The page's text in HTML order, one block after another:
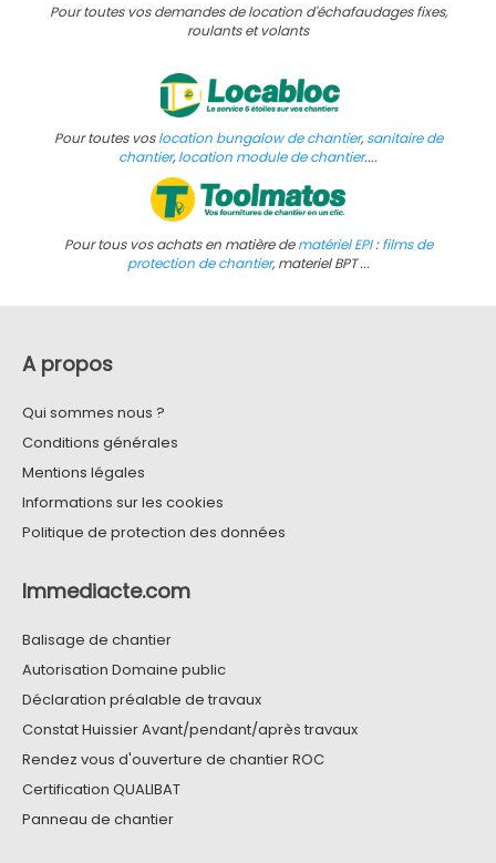
Pour toutes vos demandes de location d'échafaudages fixes,
roulants et volants
Pour toutes voslocation bungalow de chantier,sanitaire de
chantier,location module de chantier....
Pour tous vos achats en matière dematériel EPI:films de
protection de chantier, materiel BPT ...
A propos
Qui sommes nous ?
Conditions générales
Mentions légales
Informations sur les cookies
Politique de protection des données
Immediacte.com
Balisage de chantier
Autorisation Domaine public
Déclaration préalable de travaux
Constat Huissier Avant/pendant/après travaux
Rendez vous d'ouverture de chantier ROC
Certification QUALIBAT
Panneau de chantier